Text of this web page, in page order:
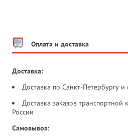
Оплата и доставка
Доставка:
Доставка по Санкт-Петербургу
Доставка заказов
России
Самовывоз: